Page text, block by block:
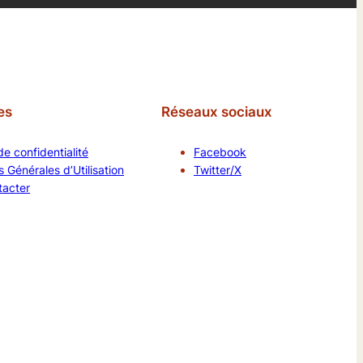
confidentialité
Générales d’Utilisation
Réseaux sociaux
Facebook
Twitter/X